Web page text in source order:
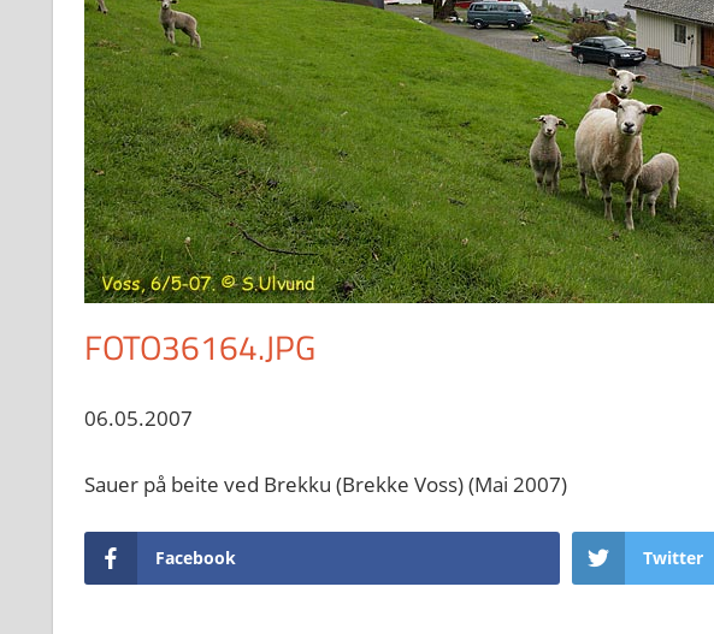
FOTO36164.JPG
06.05.2007
Sauer på beite ved Brekku (Brekke Voss) (Mai 2007)
Facebook Twitter